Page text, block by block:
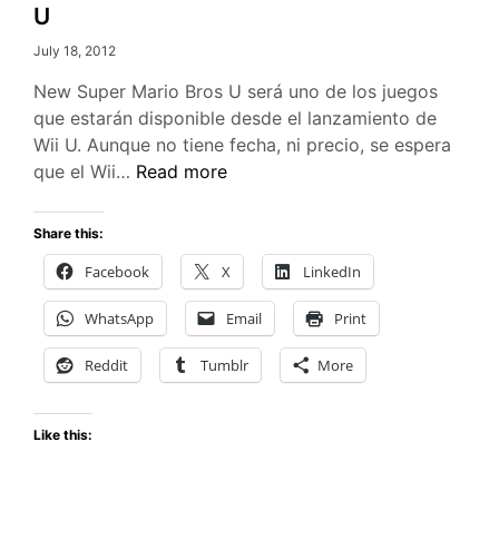
U
July 18, 2012
New Super Mario Bros U será uno de los juegos
que estarán disponible desde el lanzamiento de
Wii U. Aunque no tiene fecha, ni precio, se espera
que el Wii… New
Bros
U
estará
disponible
desde
el
Read more
Share this:
Facebook X LinkedIn
WhatsApp Email Print
Reddit Tumblr More
Like this: